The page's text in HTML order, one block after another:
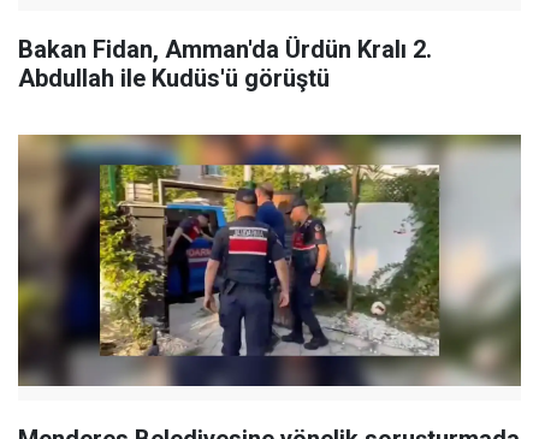
Bakan Fidan, Amman'da Ürdün Kralı 2.
Abdullah ile Kudüs'ü görüştü